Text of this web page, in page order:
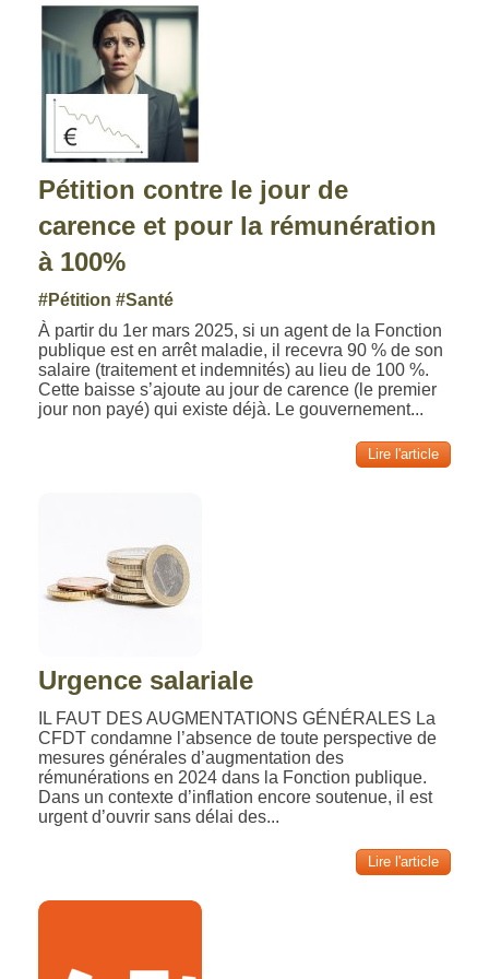
Pétition contre le jour de
carence et pour la rémunération
à 100%
#Pétition #Santé
À partir du 1er mars 2025, si un agent de la Fonction
publique est en arrêt maladie, il recevra 90 % de son
salaire (traitement et indemnités) au lieu de 100 %.
Cette baisse s’ajoute au jour de carence (le premier
jour non payé) qui existe déjà. Le gouvernement...
Lire l'article
Urgence salariale
IL FAUT DES AUGMENTATIONS GÉNÉRALES La
CFDT condamne l’absence de toute perspective de
mesures générales d’augmentation des
rémunérations en 2024 dans la Fonction publique.
Dans un contexte d’inflation encore soutenue, il est
urgent d’ouvrir sans délai des...
Lire l'article